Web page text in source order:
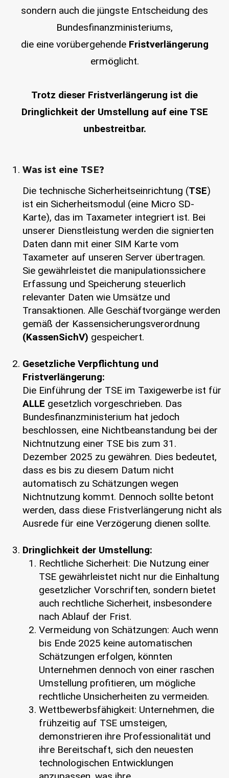
sondern auch die jüngste Entscheidung des
Bundesfinanzministeriums,
die eine vorübergehende Fristverlängerung
ermöglicht.
Trotz dieser Fristverlängerung ist die
Dringlichkeit der Umstellung auf eine TSE
unbestreitbar.
Was ist eine TSE?
Die technische Sicherheitseinrichtung (TSE)
ist ein Sicherheitsmodul (eine Micro SD-
Karte), das im Taxameter integriert ist. Bei
unserer Dienstleistung werden die signierten
Daten dann mit einer SIM Karte vom
Taxameter auf unseren Server übertragen.
Sie gewährleistet die manipulationssichere
Erfassung und Speicherung steuerlich
relevanter Daten wie Umsätze und
Transaktionen. Alle Geschäftvorgänge werden
gemäß der Kassensicherungsverordnung
(KassenSichV) gespeichert.
Gesetzliche Verpflichtung und
Fristverlängerung:
Die Einführung der TSE im Taxigewerbe ist für
ALLE gesetzlich vorgeschrieben. Das
Bundesfinanzministerium hat jedoch
beschlossen, eine Nichtbeanstandung bei der
Nichtnutzung einer TSE bis zum 31.
Dezember 2025 zu gewähren. Dies bedeutet,
dass es bis zu diesem Datum nicht
automatisch zu Schätzungen wegen
Nichtnutzung kommt. Dennoch sollte betont
werden, dass diese Fristverlängerung nicht als
Ausrede für eine Verzögerung dienen sollte.
Dringlichkeit der Umstellung:
Rechtliche Sicherheit: Die Nutzung einer
TSE gewährleistet nicht nur die Einhaltung
gesetzlicher Vorschriften, sondern bietet
auch rechtliche Sicherheit, insbesondere
nach Ablauf der Frist.
Vermeidung von Schätzungen: Auch wenn
bis Ende 2025 keine automatischen
Schätzungen erfolgen, könnten
Unternehmen dennoch von einer raschen
Umstellung profitieren, um mögliche
rechtliche Unsicherheiten zu vermeiden.
Wettbewerbsfähigkeit: Unternehmen, die
frühzeitig auf TSE umsteigen,
demonstrieren ihre Professionalität und
ihre Bereitschaft, sich den neuesten
technologischen Entwicklungen